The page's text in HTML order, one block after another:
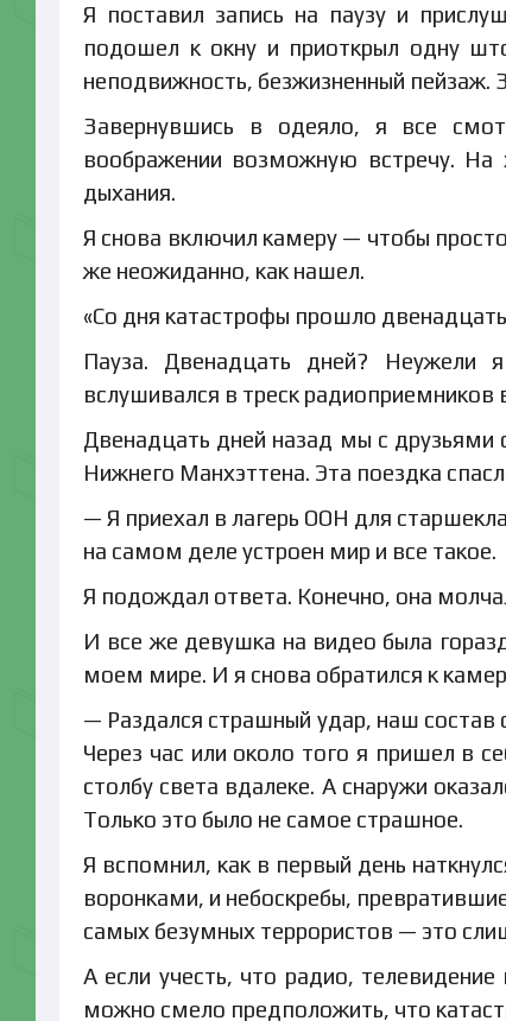
Я поставил запись на паузу и
подошел к окну и приоткрыл одну
неподвижность, безжизненный пейзаж.
Завернувшись в одеяло, я все
воображении возможную встречу. На
дыхания.
Я снова включил камеру — чтобы
же неожиданно, как нашел.
«Со дня катастрофы прошло
Пауза. Двенадцать дней? Неужели
вслушивался в треск
Двенадцать дней назад мы с
Нижнего Манхэттена. Эта поездка
— Я приехал в лагерь ООН для
на самом деле устроен мир и все такое.
Я подождал ответа. Конечно, она
И все же девушка на видео была
моем мире. И я снова обратился к
— Раздался страшный удар, наш состав
Через час или около того я пришел в
столбу света вдалеке. А снаружи
Только это было не самое страшное.
Я вспомнил, как в первый день
воронками, и небоскребы,
самых безумных террористов — это
А если учесть, что радио,
можно смело предположить, что